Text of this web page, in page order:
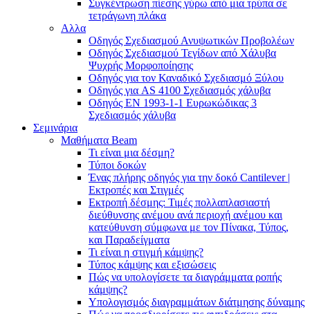
Συγκέντρωση πίεσης γύρω από μια τρύπα σε
τετράγωνη πλάκα
Αλλα
Οδηγός Σχεδιασμού Ανυψωτικών Προβολέων
Οδηγός Σχεδιασμού Τεγίδων από Χάλυβα
Ψυχρής Μορφοποίησης
Οδηγός για τον Καναδικό Σχεδιασμό Ξύλου
Οδηγός για AS 4100 Σχεδιασμός χάλυβα
Οδηγός ΕΝ 1993-1-1 Ευρωκώδικας 3
Σχεδιασμός χάλυβα
Σεμινάρια
Μαθήματα Beam
Τι είναι μια δέσμη?
Τύποι δοκών
Ένας πλήρης οδηγός για την δοκό Cantilever |
Εκτροπές και Στιγμές
Εκτροπή δέσμης: Τιμές πολλαπλασιαστή
διεύθυνσης ανέμου ανά περιοχή ανέμου και
κατεύθυνση σύμφωνα με τον Πίνακα, Τύπος,
και Παραδείγματα
Τι είναι η στιγμή κάμψης?
Τύπος κάμψης και εξισώσεις
Πώς να υπολογίσετε τα διαγράμματα ροπής
κάμψης?
Υπολογισμός διαγραμμάτων διάτμησης δύναμης